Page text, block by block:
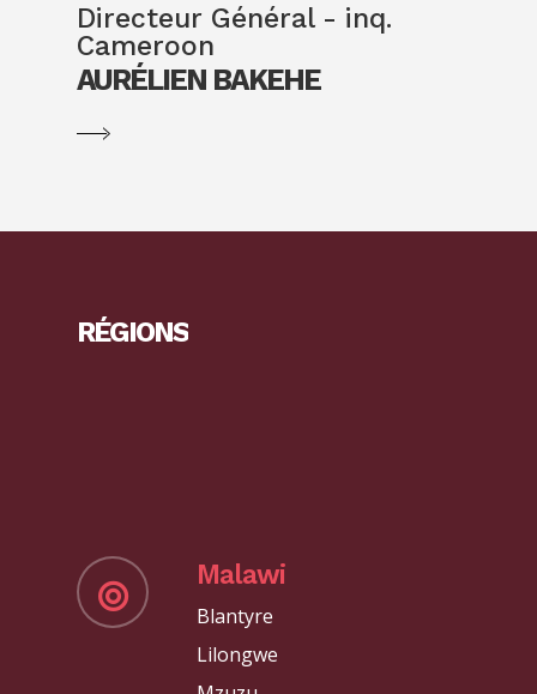
Directeur Général - inq.
Cameroon
AURÉLIEN BAKEHE
RÉGIONS
Malawi
Blantyre
Lilongwe